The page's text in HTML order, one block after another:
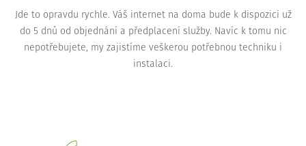
Jde to opravdu rychle. Váš internet na doma bude k dispozici už
do 5 dnů od objednání a předplacení služby. Navíc k tomu nic
nepotřebujete, my zajistíme veškerou potřebnou techniku i
instalaci.